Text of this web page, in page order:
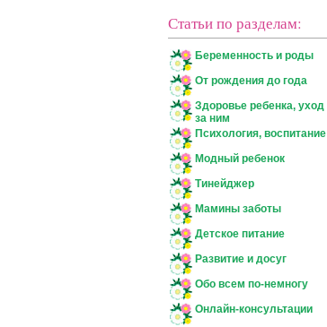
Статьи по разделам:
Беременность и роды
От рождения до года
Здоровье ребенка, уход
за ним
Психология, воспитание
Модный ребенок
Тинейджер
Мамины заботы
Детское питание
Развитие и досуг
Обо всем по-немногу
Онлайн-консультации